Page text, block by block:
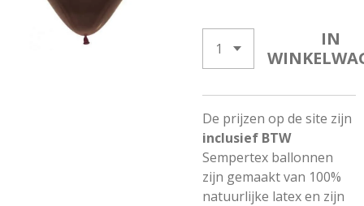
IN
De prijzen op de site zijn
inclusief BTW
Sempertex ballonnen
zijn gemaakt van 100%
natuurlijke latex en zijn